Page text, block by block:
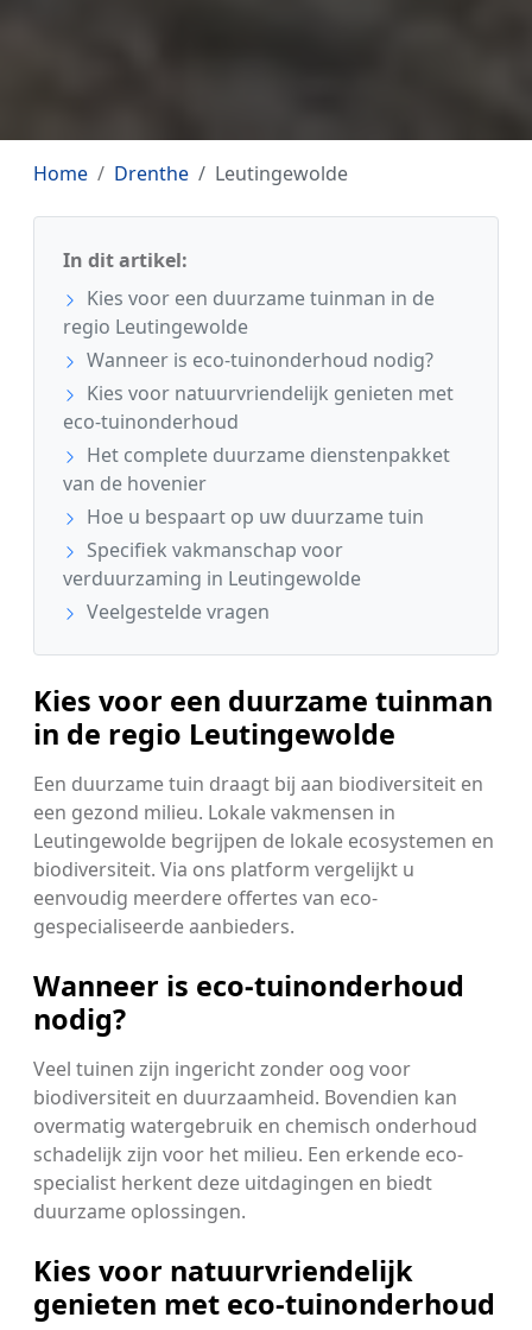
Home Drenthe Leutingewolde
In dit artikel:
Kies voor een duurzame tuinman in de
regio Leutingewolde
Wanneer is eco-tuinonderhoud nodig?
Kies voor natuurvriendelijk genieten met
eco-tuinonderhoud
Het complete duurzame dienstenpakket
van de hovenier
Hoe u bespaart op uw duurzame tuin
Specifiek vakmanschap voor
verduurzaming in Leutingewolde
Veelgestelde vragen
Kies voor een duurzame tuinman
in de regio Leutingewolde
Een duurzame tuin draagt bij aan biodiversiteit en
een gezond milieu. Lokale vakmensen in
Leutingewolde begrijpen de lokale ecosystemen en
biodiversiteit. Via ons platform vergelijkt u
eenvoudig meerdere offertes van eco-
gespecialiseerde aanbieders.
Wanneer is eco-tuinonderhoud
nodig?
Veel tuinen zijn ingericht zonder oog voor
biodiversiteit en duurzaamheid. Bovendien kan
overmatig watergebruik en chemisch onderhoud
schadelijk zijn voor het milieu. Een erkende eco-
specialist herkent deze uitdagingen en biedt
duurzame oplossingen.
Kies voor natuurvriendelijk
genieten met eco-tuinonderhoud